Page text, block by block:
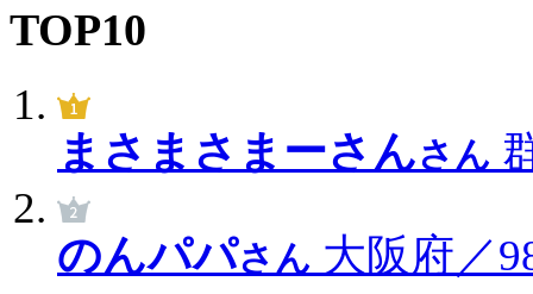
TOP10
まさまさまーさんさん
のんパパさん 大阪府／